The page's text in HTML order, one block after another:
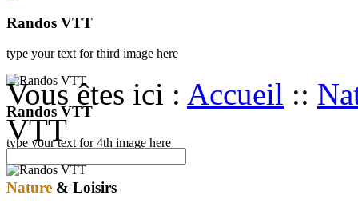
Randos VTT
type your text for third image here
Randos VTT
type your text for 4th image here
Vous êtes ici : Accueil ::
VTT
Nature & Loisirs